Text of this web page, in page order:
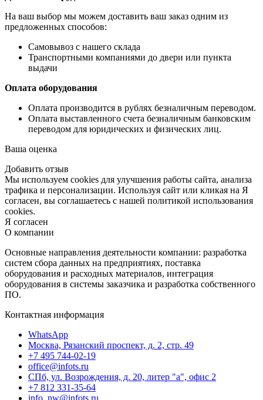
На ваш выбор мы можем доставить ваш заказ одним из
предложенных способов:
Самовывоз с нашего склада
Транспортными компаниями до двери или пункта
выдачи
Оплата оборудования
Оплата производится в рублях безналичным переводом.
Оплата выставленного счета безналичным банковским
переводом для юридических и физических лиц.
Ваша оценка
Добавить отзыв
Мы используем cookies для улучшения работы сайта, анализа
трафика и персонализации. Используя сайт или кликая на Я
согласен, вы соглашаетесь с нашей политикой использования
cookies.
Я согласен
О компании
Основные направления деятельности компании: разработка
систем сбора данных на предприятиях, поставка
оборудования и расходных материалов, интеграция
оборудования в системы заказчика и разработка собственного
ПО.
Контактная информация
WhatsApp
Москва, Рязанский проспект, д. 2, стр. 49
+7 495 744-02-19
office@infots.ru
СПб, ул. Возрождения, д. 20, литер "a", офис 2
+7 812 331-35-64
info_nw@infots.ru